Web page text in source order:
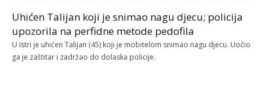
Uhićen Talijan koji je snimao nagu djecu; policija
upozorila na perfidne metode pedofila
U Istri je uhićen Talijan (45) koji je mobitelom snimao nagu djecu. Uočio
ga je zaštitar i zadržao do dolaska policije.